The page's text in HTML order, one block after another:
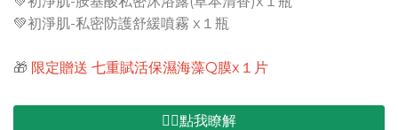
💚初淨肌-私密防護舒緩噴霧 x１瓶
🎁 限定贈送 七重賦活保濕海藻Q膜x１片
👉🏻點我瞭解